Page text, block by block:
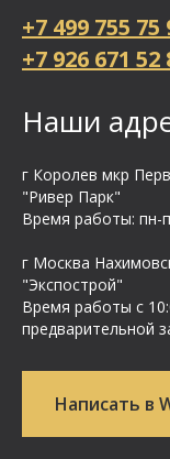
+7 499 755 75
+7 926 671 52
Наши
г Королев мкр
"Ривер Парк"
Время работы: пн-
г Москва
"Экспострой"
Время работы с
предварительной
Написать в